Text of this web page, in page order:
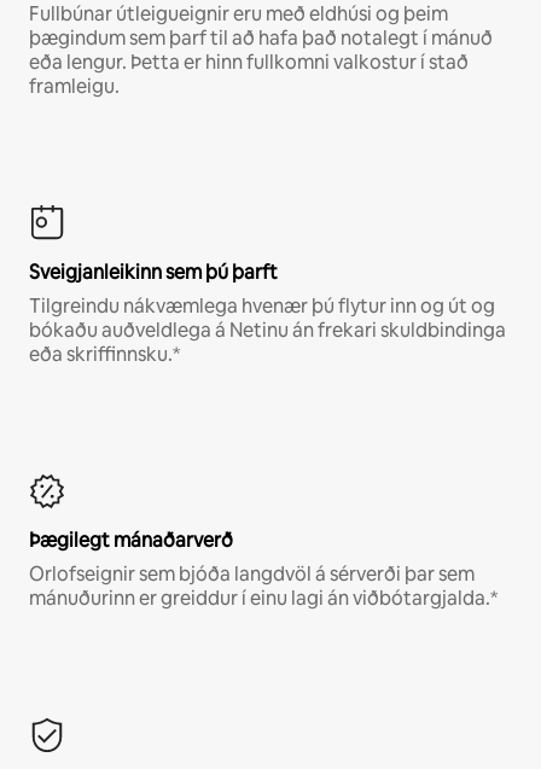
Fullbúnar útleigueignir eru með eldhúsi og þeim
þægindum sem þarf til að hafa það notalegt í mánuð
eða lengur. Þetta er hinn fullkomni valkostur í stað
framleigu.
Sveigjanleikinn sem þú þarft
Tilgreindu nákvæmlega hvenær þú flytur inn og út og
bókaðu auðveldlega á Netinu án frekari skuldbindinga
eða skriffinnsku.*
Þægilegt mánaðarverð
Orlofseignir sem bjóða langdvöl á sérverði þar sem
mánuðurinn er greiddur í einu lagi án viðbótargjalda.*